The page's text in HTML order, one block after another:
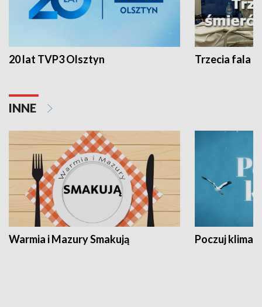
20 lat TVP3 Olsztyn Trzecia fala -
INNE
Warmia i Mazury Smakują Poczuj klimat